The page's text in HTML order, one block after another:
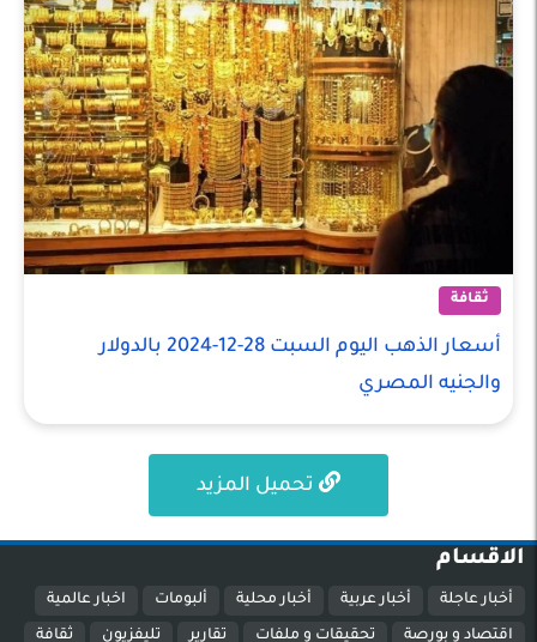
ثقافة
أسعار الذهب اليوم السبت 28-12-2024 بالدولار
والجنيه المصري
تحميل المزيد
الاقسام
أخبار عاجلة أخبار عربية أخبار محلية ألبومات اخبار عالمية
اقتصاد و بورصة تحقيقات و ملفات تقارير تليفزيون ثقافة